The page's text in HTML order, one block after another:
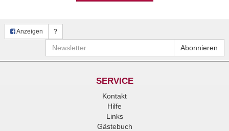
Anzeigen ?
Newsletter Abonnieren
SERVICE
Kontakt
Hilfe
Links
Gästebuch